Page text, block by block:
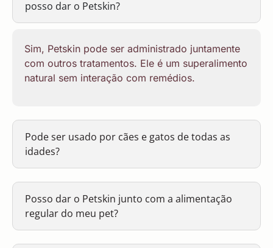
posso dar o Petskin?
Sim, Petskin pode ser administrado juntamente
com outros tratamentos. Ele é um superalimento
natural sem interação com remédios.
Pode ser usado por cães e gatos de todas as
idades?
Posso dar o Petskin junto com a alimentação
regular do meu pet?